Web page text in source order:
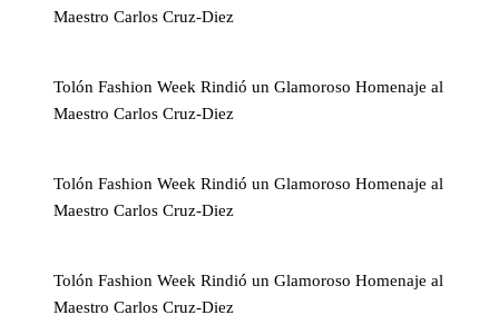
Maestro Carlos Cruz-Diez
Tolón Fashion Week Rindió un Glamoroso Homenaje al
Maestro Carlos Cruz-Diez
Tolón Fashion Week Rindió un Glamoroso Homenaje al
Maestro Carlos Cruz-Diez
Tolón Fashion Week Rindió un Glamoroso Homenaje al
Maestro Carlos Cruz-Diez